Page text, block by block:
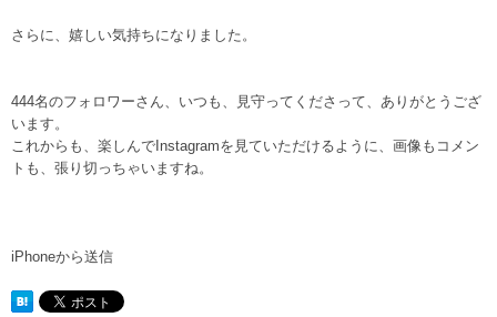
さらに、嬉しい気持ちになりました。
444名のフォロワーさん、いつも、見守ってくださって、ありがとうござ
います。
これからも、楽しんでInstagramを見ていただけるように、画像もコメン
トも、張り切っちゃいますね。
iPhoneから送信